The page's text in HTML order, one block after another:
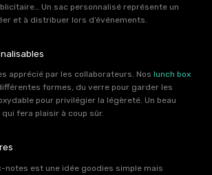
Un sac personnalisé représente un
et à distribuer lors d’événements.
apprécié par les collaborateurs. Nos lunch box
formes, du verre pour garder les
pour privilégier la légèreté. Un beau
fera plaisir à coup sûr.
notes est une idée goodies simple mais